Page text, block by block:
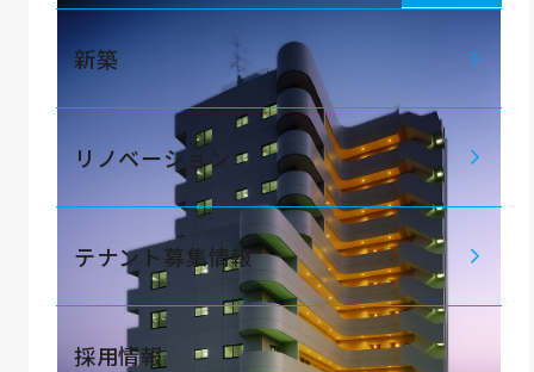
新築
リノベーション
テナント募集情報
採用情報